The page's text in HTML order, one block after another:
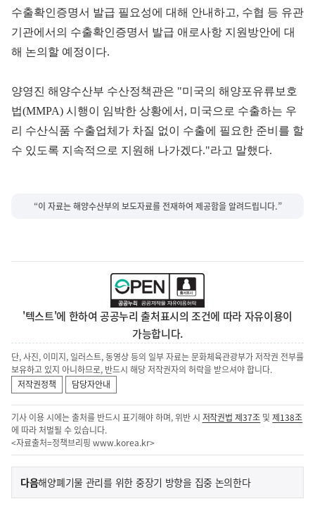
수출확인증명서 발급 필요성에 대해 안내하고, 수협 등 유관
기관에서의 수출확인증명서 발급 애로사항 지원방안에 대
해 논의할 예정이다.
양영진 해양수산부 수산정책관은 "미국의 해양포유류보호
법(MMPA) 시행이 임박한 상황에서, 미국으로 수출하는 우
리 수산식품 수출업체가 차질 없이 수출에 필요한 준비를 할
수 있도록 지속적으로 지원해 나가겠다."라고 말했다.
“이 자료는 해양수산부의 보도자료를 전재하여 제공함을 알려드립니다.”
'텍스트'에 한하여 공공누리 출처표시의 조건에 따라 자유이용이
가능합니다.
단, 사진, 이미지, 일러스트, 동영상 등의 일부 자료는 문화체육관광부가 저작권 전부를
보유하고 있지 아니하므로, 반드시 해당 저작권자의 허락을 받으셔야 합니다.
저작권정책
담당자안내
기사 이용 시에는 출처를 반드시 표기해야 하며, 위반 시 저작권법 제37조 및제138조
에 따라 처벌될 수 있습니다.
<자료출처=정책브리핑 www.korea.kr>
이
전
다음기
해양폐기물 관리를 위한 중장기 방향을 집중 논의한다